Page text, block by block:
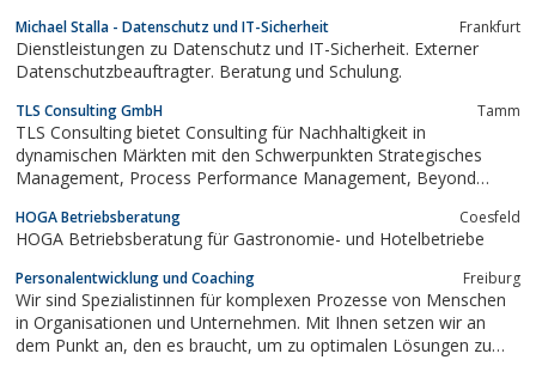
nachhaltig!Projektaufträge effizient organisierenERP- und
Dokument-Management-Systeme einführen...
Michael Stalla - Datenschutz und IT-Sicherheit Frankfurt
Dienstleistungen zu Datenschutz und IT-Sicherheit. Externer
Datenschutzbeauftragter. Beratung und Schulung.
TLS Consulting GmbH Tamm
TLS Consulting bietet Consulting für Nachhaltigkeit in
dynamischen Märkten mit den Schwerpunkten Strategisches
Management, Process Performance Management, Beyond
Projektmanagement und Management auf Zeit
HOGA Betriebsberatung Coesfeld
HOGA Betriebsberatung für Gastronomie- und Hotelbetriebe
Personalentwicklung und Coaching Freiburg
Wir sind Spezialistinnen für komplexen Prozesse von Menschen
in Organisationen und Unternehmen. Mit Ihnen setzen wir an
dem Punkt an, den es braucht, um zu optimalen Lösungen zu